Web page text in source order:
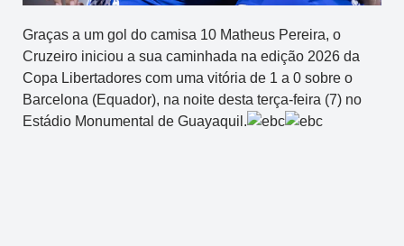
Graças a um gol do camisa 10 Matheus Pereira, o
Cruzeiro iniciou a sua caminhada na edição 2026 da
Copa Libertadores com uma vitória de 1 a 0 sobre o
Barcelona (Equador), na noite desta terça-feira (7) no
Estádio Monumental de Guayaquil.